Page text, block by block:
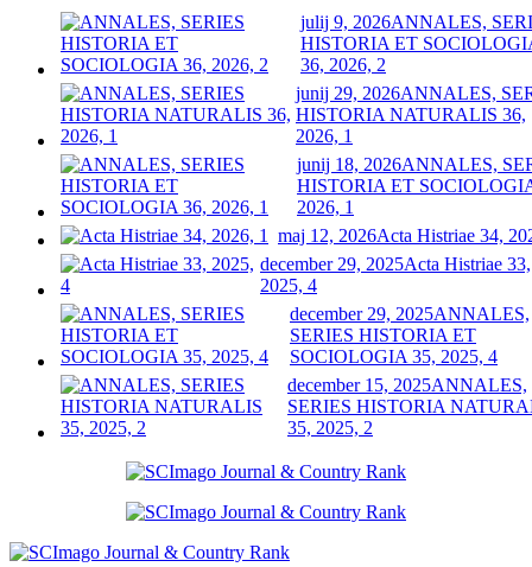
julij 9, 2026ANNALES,
HISTORIA ET
36, 2026, 2
junij 29, 2026ANNALES,
HISTORIA NATURALIS 36,
2026, 1
junij 18, 2026ANNALES,
HISTORIA ET
2026, 1
maj 12, 2026Acta Histriae 34,
december 29, 2025Acta Histriae 33,
2025, 4
december 29, 2025ANNALES,
SERIES HISTORIA ET
SOCIOLOGIA 35, 2025, 4
december 15, 2025ANNALES,
SERIES HISTORIA
35, 2025, 2